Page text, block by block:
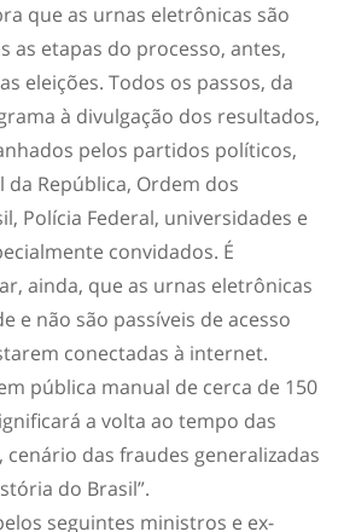
que as urnas eletrônicas são
as etapas do processo, antes,
eleições. Todos os passos, da
à divulgação dos resultados,
pelos partidos políticos,
República, Ordem dos
Polícia Federal, universidades e
convidados. É
ainda, que as urnas eletrônicas
e não são passíveis de acesso
conectadas à internet.
pública manual de cerca de 150
a volta ao tempo das
das fraudes generalizadas
do Brasil”.
seguintes ministros e ex-